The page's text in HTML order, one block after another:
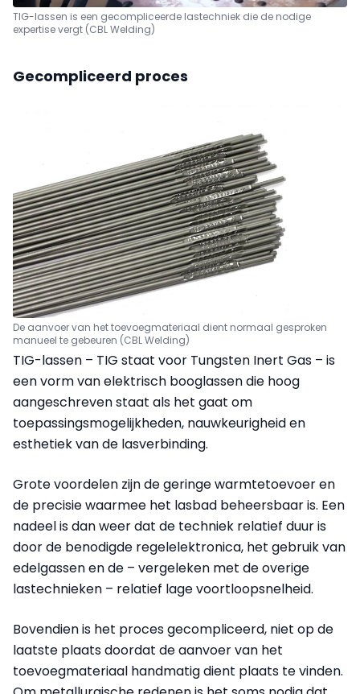
TIG-lassen is een gecompliceerde lastechniek die de nodige
expertise vergt (CBL Welding)
Gecompliceerd proces
De aanvoer van het toevoegmateriaal dient normaal gesproken
manueel te gebeuren (CBL Welding)
TIG-lassen – TIG staat voor Tungsten Inert Gas – is
een vorm van elektrisch booglassen die hoog
aangeschreven staat als het gaat om
toepassingsmogelijkheden, nauwkeurigheid en
esthetiek van de lasverbinding.
Grote voordelen zijn de geringe warmtetoevoer en
de precisie waarmee het lasbad beheersbaar is. Een
nadeel is dan weer dat de techniek relatief duur is
door de benodigde regelelektronica, het gebruik van
edelgassen en de – vergeleken met de overige
lastechnieken – relatief lage voortloopsnelheid.
Bovendien is het proces gecompliceerd, niet op de
laatste plaats doordat de aanvoer van het
toevoegmateriaal handmatig dient plaats te vinden.